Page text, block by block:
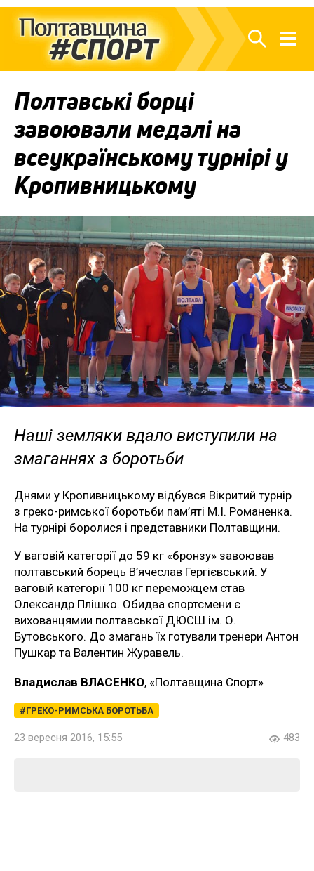
Полтавські борці
завоювали медалі на
всеукраїнському турнірі у
Кропивницькому
Наші земляки вдало виступили на
змаганнях з боротьби
Днями у Кропивницькому відбувся Вікритий турнір
з греко-римської боротьби пам’яті М.І. Романенка.
На турнірі боролися і представники Полтавщини.
У ваговій категорії до 59 кг «бронзу» завоював
полтавський борець В’ячеслав Гергієвський. У
ваговій категорії 100 кг переможцем став
Олександр Плішко. Обидва спортсмени є
вихованцямии полтавської ДЮСШ ім. О.
Бутовського. До змагань їх готували тренери Антон
Пушкар та Валентин Журавель.
Владислав ВЛАСЕНКО, «Полтавщина Спорт»
ГРЕКО-РИМСЬКА БОРОТЬБА
23 вересня 2016, 15:55 483